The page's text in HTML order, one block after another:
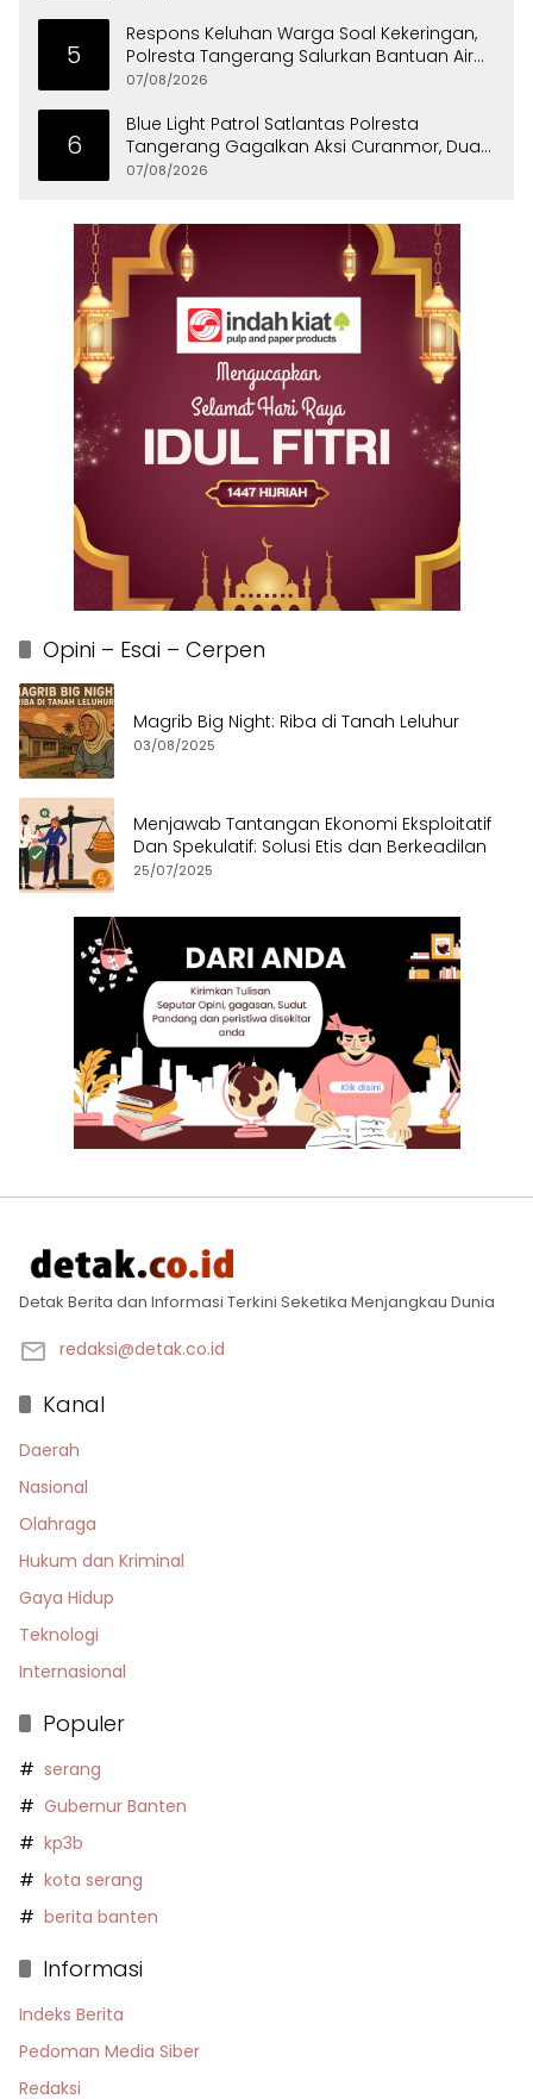
5
Respons Keluhan Warga Soal Kekeringan,
Polresta Tangerang Salurkan Bantuan Air
Bersih ke Panongan
07/08/2026
6
Blue Light Patrol Satlantas Polresta
Tangerang Gagalkan Aksi Curanmor, Dua
Pria Diamankan
07/08/2026
Opini – Esai – Cerpen
Magrib Big Night: Riba di Tanah Leluhur
03/08/2025
Menjawab Tantangan Ekonomi Eksploitatif
Dan Spekulatif: Solusi Etis dan Berkeadilan
25/07/2025
Detak Berita dan Informasi Terkini Seketika Menjangkau Dunia
redaksi@detak.co.id
Kanal
Daerah
Nasional
Olahraga
Hukum dan Kriminal
Gaya Hidup
Teknologi
Internasional
Populer
serang
Gubernur Banten
kp3b
kota serang
berita banten
Informasi
Indeks Berita
Pedoman Media Siber
Redaksi